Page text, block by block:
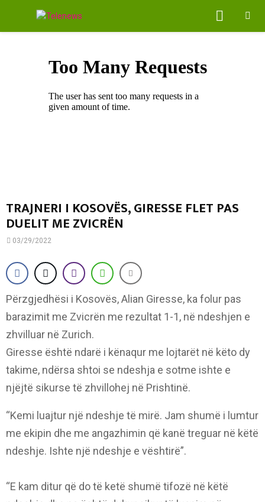
TRAJNERI I KOSOVËS, GIRESSE FLET PAS
DUELIT ME ZVICRËN
03/29/2022
Përzgjedhësi i Kosovës, Alian Giresse, ka folur pas
barazimit me Zvicrën me rezultat 1-1, në ndeshjen e
zhvilluar në Zurich.
Giresse është ndarë i kënaqur me lojtarët në këto dy
takime, ndërsa shtoi se ndeshja e sotme ishte e
njëjtë sikurse të zhvillohej në Prishtinë.
“Kemi luajtur një ndeshje të mirë. Jam shumë i lumtur
me ekipin dhe me angazhimin që kanë treguar në këtë
ndeshje. Ishte një ndeshje e vështirë”.
“E kam ditur që do të ketë shumë tifozë në këtë